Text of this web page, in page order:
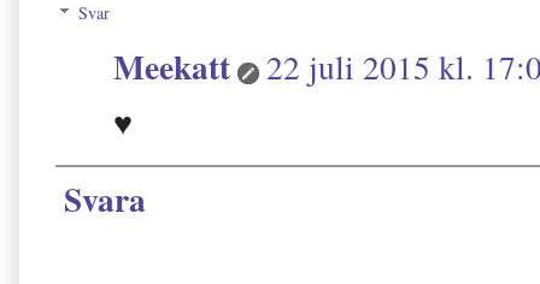
Svar
Meekatt
22 juli 2015 kl.
♥
Svara